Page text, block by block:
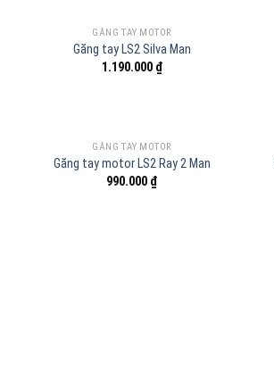
GĂNG TAY MOTOR
Găng tay LS2 Silva Man
1.190.000 ₫
GĂNG TAY MOTOR
Găng tay motor LS2 Ray 2 Man
990.000 ₫